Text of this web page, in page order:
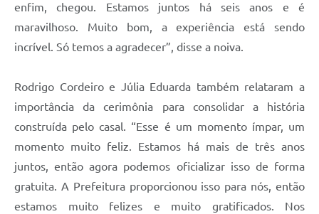
enfim, chegou. Estamos juntos há seis anos e é
maravilhoso. Muito bom, a experiência está sendo
incrível. Só temos a agradecer”, disse a noiva.
Rodrigo Cordeiro e Júlia Eduarda também relataram a
importância da cerimônia para consolidar a história
construída pelo casal. “Esse é um momento ímpar, um
momento muito feliz. Estamos há mais de três anos
juntos, então agora podemos oficializar isso de forma
gratuita. A Prefeitura proporcionou isso para nós, então
estamos muito felizes e muito gratificados. Nos